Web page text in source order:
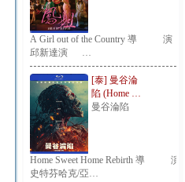
A Girl out of the Country 導 演：
邱新達演 …
[泰] 曼谷淪
陷 (Home …
曼谷淪陷
Home Sweet Home Rebirth 導 演：
史特芬哈克/亞…